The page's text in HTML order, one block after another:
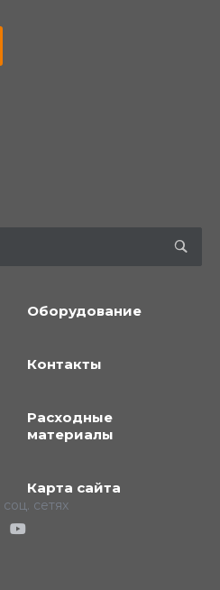
Оборудование
Контакты
Расходные
материалы
Карта сайта
сетях